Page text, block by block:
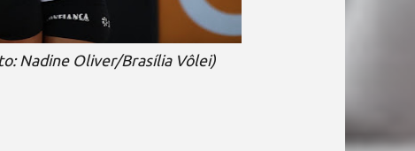
Nadine Oliver/Brasília Vôlei)